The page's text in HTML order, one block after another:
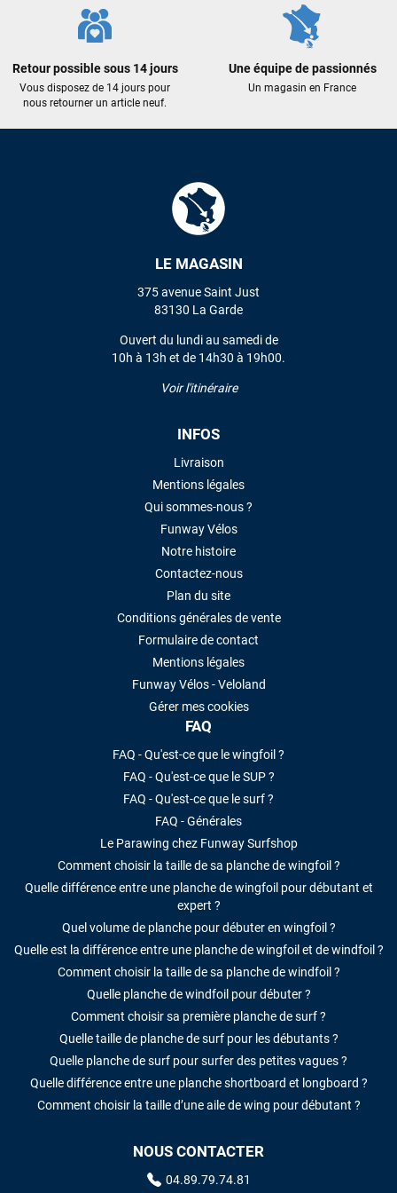
Retour possible sous 14 jours
Vous disposez de 14 jours pour
nous retourner un article neuf.
Une équipe de passionnés
Un magasin en France
LE MAGASIN
375 avenue Saint Just
83130 La Garde
Ouvert du lundi au samedi de
10h à 13h et de 14h30 à 19h00.
Voir l'itinéraire
INFOS
Livraison
Mentions légales
Qui sommes-nous ?
Funway Vélos
Notre histoire
Contactez-nous
Plan du site
Conditions générales de vente
Formulaire de contact
Mentions légales
Funway Vélos - Veloland
Gérer mes cookies
FAQ
FAQ - Qu'est-ce que le wingfoil ?
FAQ - Qu'est-ce que le SUP ?
FAQ - Qu'est-ce que le surf ?
FAQ - Générales
Le Parawing chez Funway Surfshop
Comment choisir la taille de sa planche de wingfoil ?
Quelle différence entre une planche de wingfoil pour débutant et
expert ?
Quel volume de planche pour débuter en wingfoil ?
Quelle est la différence entre une planche de wingfoil et de windfoil ?
Comment choisir la taille de sa planche de windfoil ?
Quelle planche de windfoil pour débuter ?
Comment choisir sa première planche de surf ?
Quelle taille de planche de surf pour les débutants ?
Quelle planche de surf pour surfer des petites vagues ?
Quelle différence entre une planche shortboard et longboard ?
Comment choisir la taille d’une aile de wing pour débutant ?
NOUS CONTACTER
04.89.79.74.81
Maronui RICHMOND
L'envoi a été rapide. La voile est arrivée en super état.
Mauruuru roa.
LAISSER UN AVIS